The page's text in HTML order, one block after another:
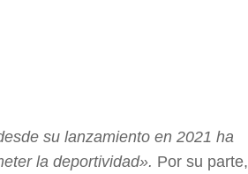
su lanzamiento en 2021 ha
la deportividad». Por su parte,